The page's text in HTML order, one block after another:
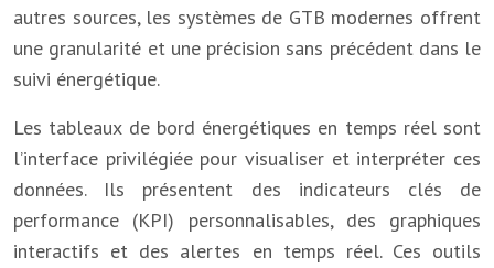
autres sources, les systèmes de GTB modernes offrent
une granularité et une précision sans précédent dans le
suivi énergétique.
Les tableaux de bord énergétiques en temps réel sont
l’interface privilégiée pour visualiser et interpréter ces
données. Ils présentent des indicateurs clés de
performance (KPI) personnalisables, des graphiques
interactifs et des alertes en temps réel. Ces outils